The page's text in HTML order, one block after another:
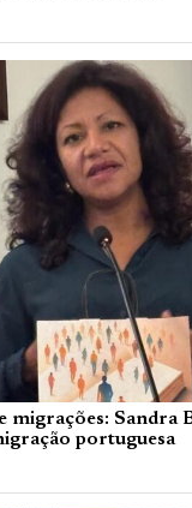
migrações: Sandra
portuguesa